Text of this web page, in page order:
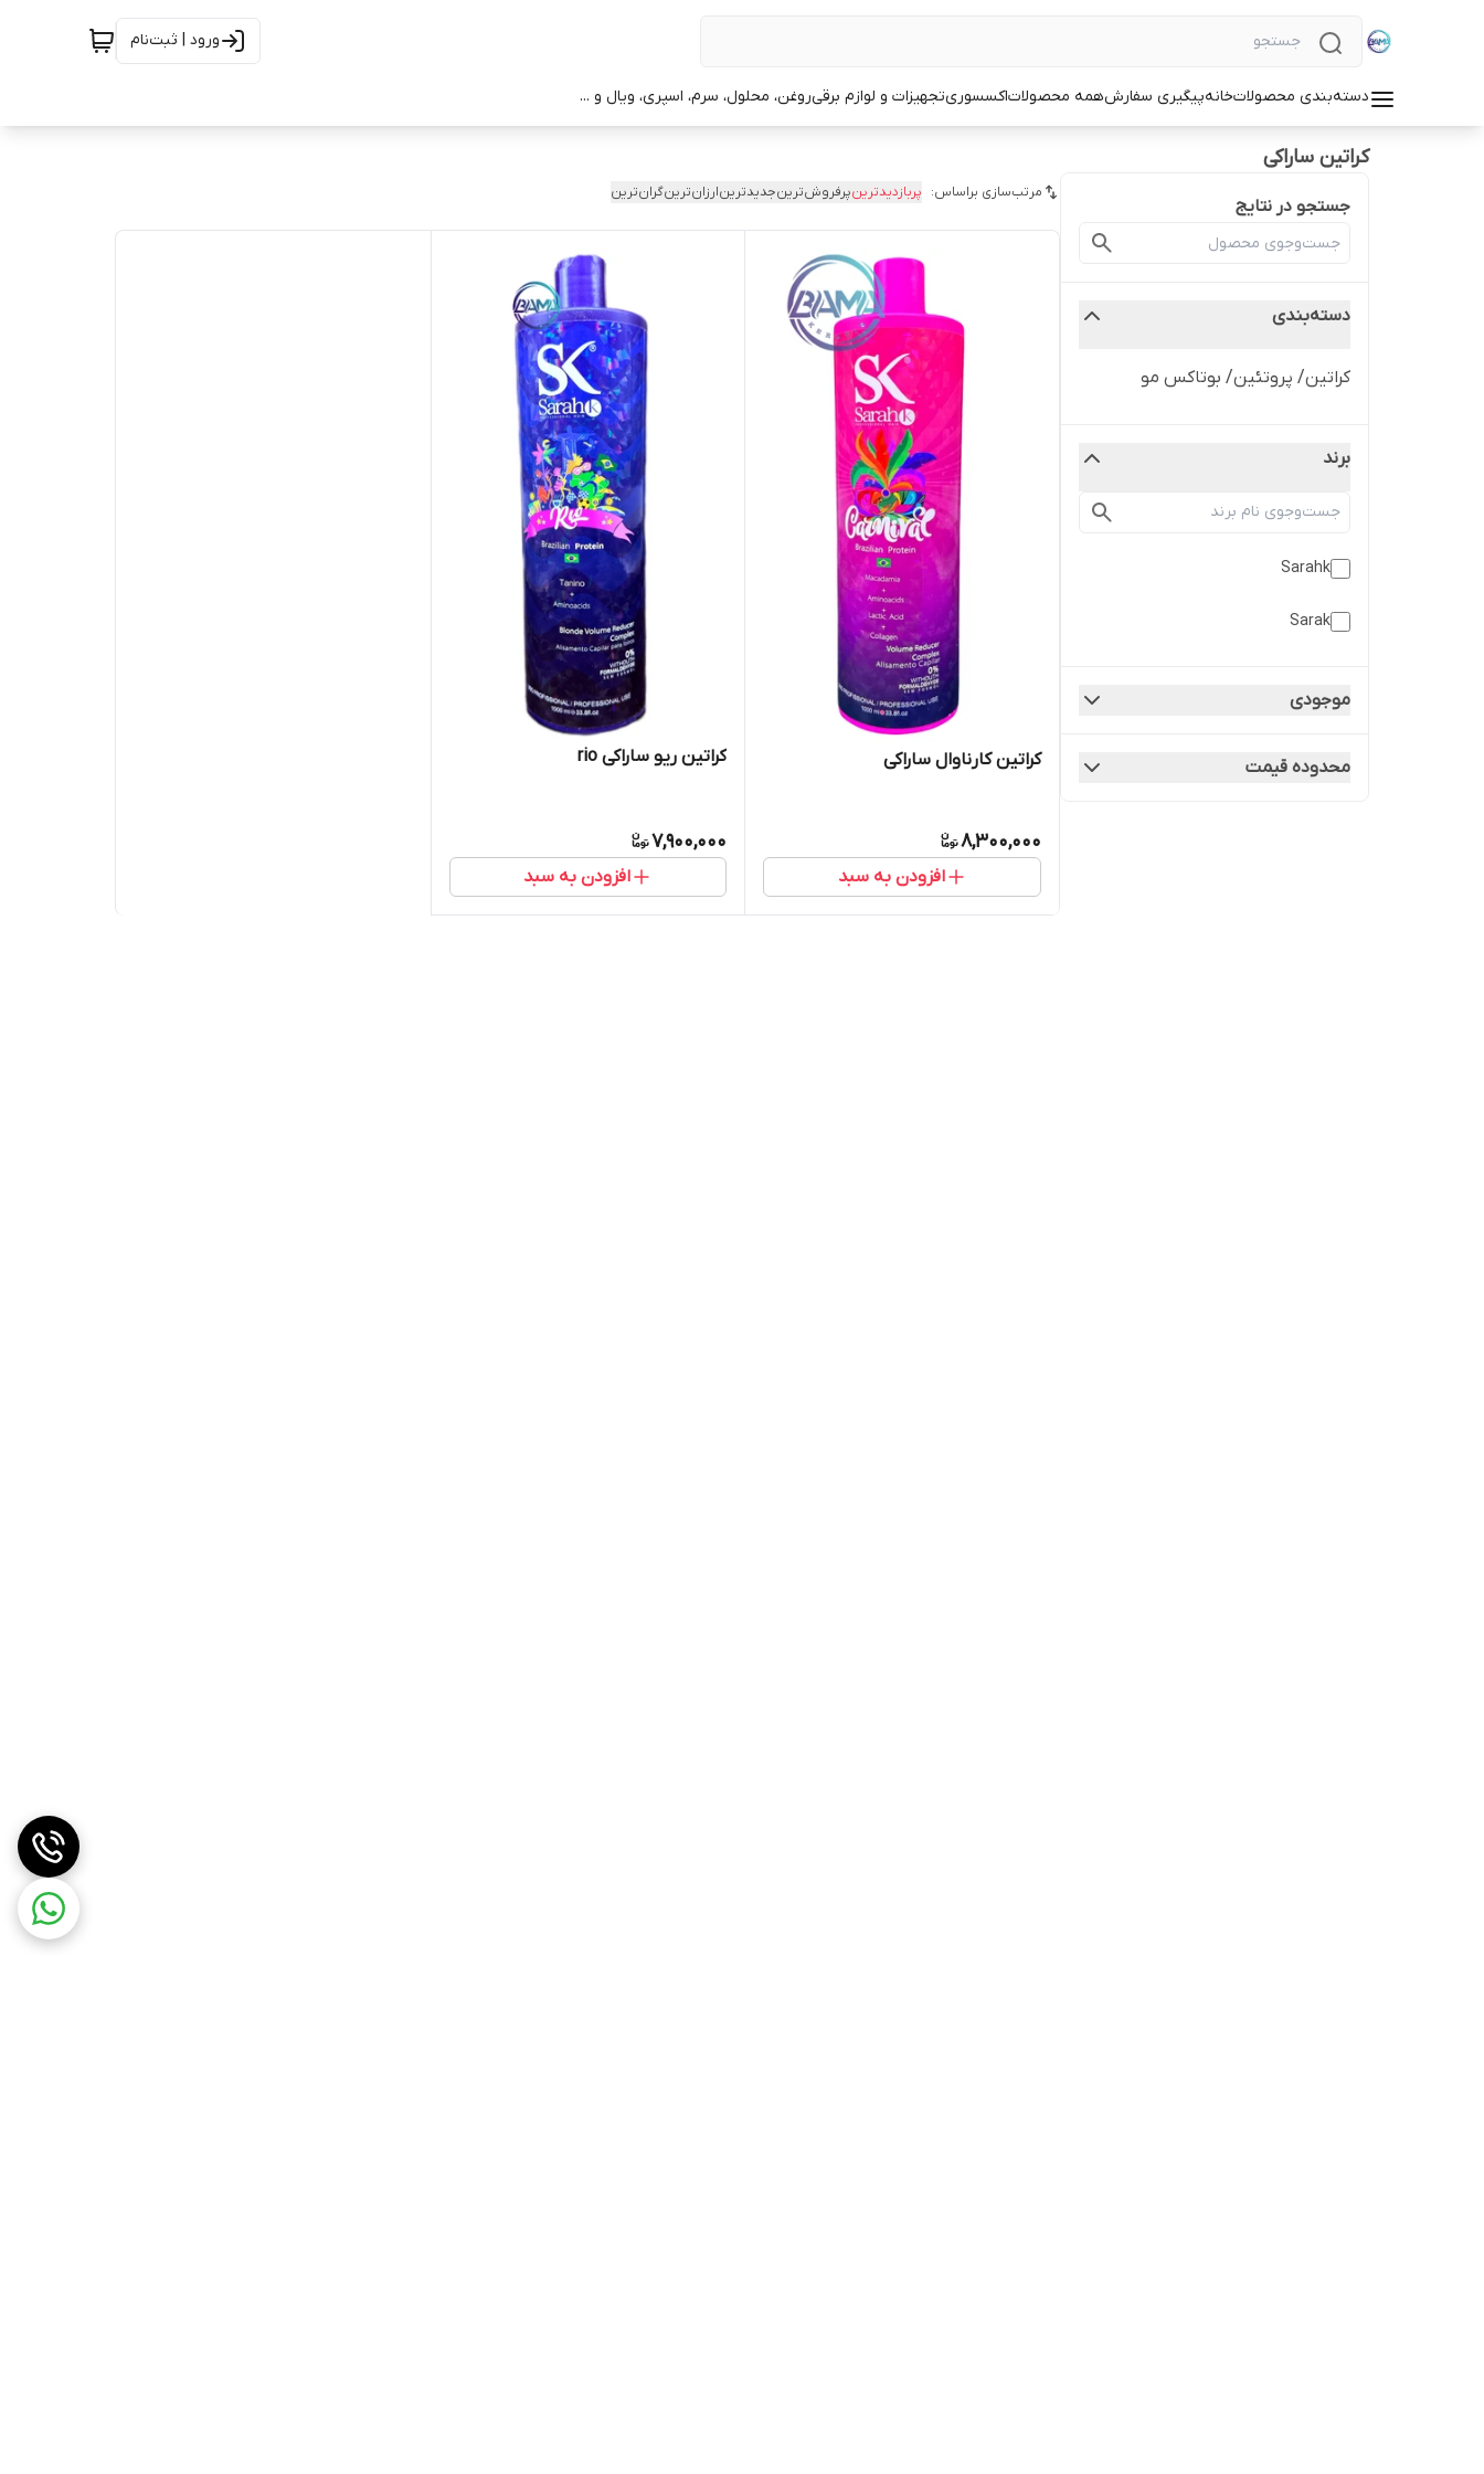
ورود | ثبت‌نام
دسته‌بندی محصولاتخانهپیگیری سفارشهمه محصولاتاکسسوریتجهیزات و لوازم برقیروغن، محلول، سرم، اسپری، ویال و ...
کراتین ساراکی
جستجو در نتایج
دسته‌بندی
کراتین/ پروتئین/ بوتاکس مو
برند
Sarahk
Sarak
موجودی
محدوده قیمت
مرتب‌سازی براساس: پربازدیدترینپرفروش‌ترینجدیدترینارزان‌ترینگران‌ترین
کراتین کارناوال ساراکی
8,300,000
افزودن به سبد
کراتین ریو ساراکی rio
7,900,000
افزودن به سبد